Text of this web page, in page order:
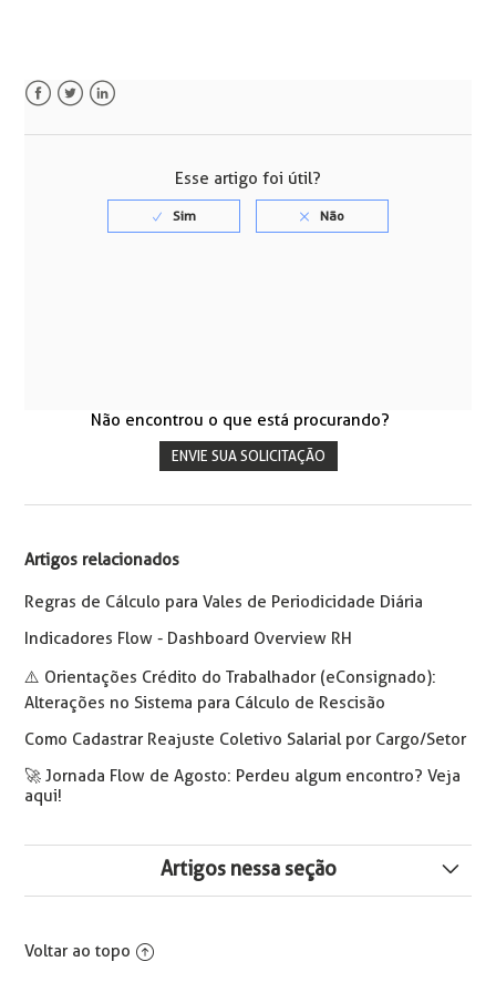
Esse artigo foi útil?
Não encontrou o que está procurando?
ENVIE SUA SOLICITAÇÃO
Artigos relacionados
Regras de Cálculo para Vales de Periodicidade Diária
Indicadores Flow - Dashboard Overview RH
⚠️ Orientações Crédito do Trabalhador (eConsignado):
Alterações no Sistema para Cálculo de Rescisão
Como Cadastrar Reajuste Coletivo Salarial por Cargo/Setor
🚀 Jornada Flow de Agosto: Perdeu algum encontro? Veja
aqui!
Artigos nessa seção
ao contrato incorreto - Erros 1988 e 2009.
Voltar ao topo